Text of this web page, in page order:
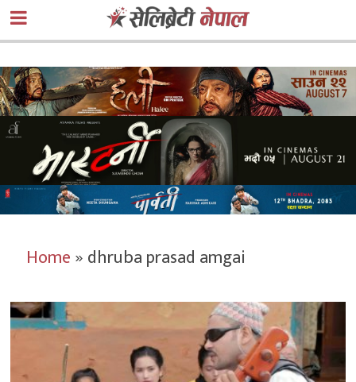
Home»dhruba prasad amgai